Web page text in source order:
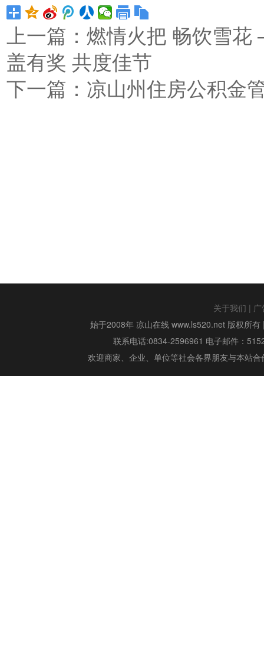
上一篇： 燃情火把 畅饮雪
盖有奖 共度佳节
下一篇： 凉山州住房公积金
关于我们 |
始于2008年 凉山在线 www.ls520.net 版权所
联系电话:0834-2596961 电子邮件：
欢迎商家、企业、单位等社会各界朋友与本站